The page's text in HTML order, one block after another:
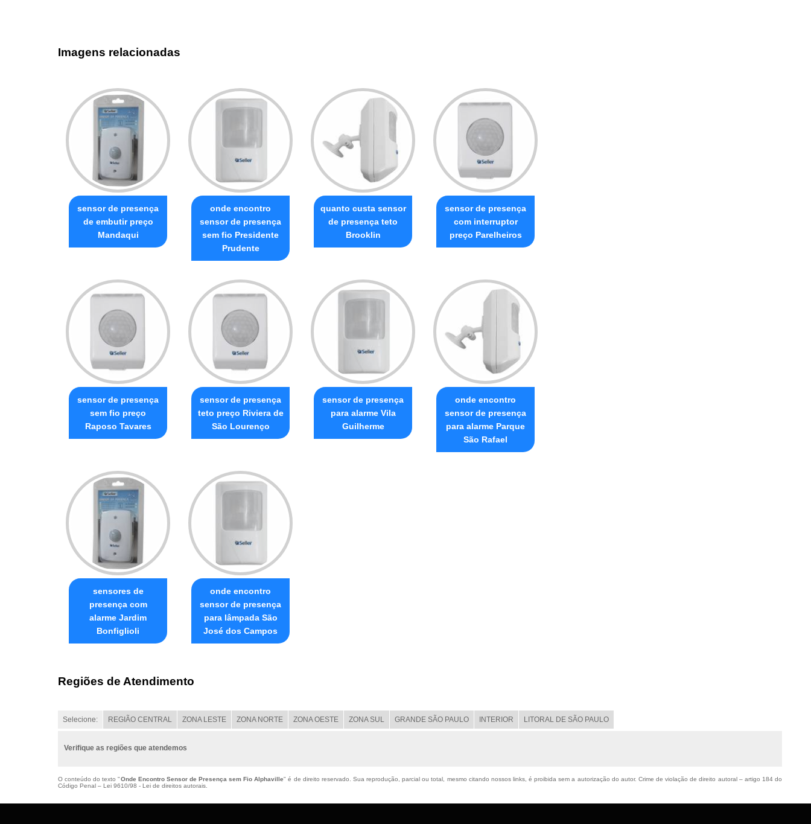
Imagens relacionadas
sensor de presença
de embutir preço
Mandaqui
onde encontro
sensor de presença
sem fio Presidente
Prudente
quanto custa sensor
de presença teto
Brooklin
sensor de presença
com interruptor
preço Parelheiros
sensor de presença
sem fio preço
Raposo Tavares
sensor de presença
teto preço Riviera de
São Lourenço
sensor de presença
para alarme Vila
Guilherme
onde encontro
sensor de presença
para alarme Parque
São Rafael
sensores de
presença com
alarme Jardim
Bonfiglioli
onde encontro
sensor de presença
para lâmpada São
José dos Campos
Regiões de Atendimento
Selecione: REGIÃO CENTRAL ZONA LESTE ZONA NORTE ZONA OESTE ZONA SUL GRANDE SÃO PAULO INTERIOR LITORAL DE SÃO PAULO
Verifique as regiões que atendemos
O conteúdo do texto "Onde Encontro Sensor de Presença sem Fio Alphaville" é de direito reservado. Sua reprodução, parcial ou total, mesmo citando nossos links, é proibida sem a autorização do autor. Crime de violação de direito autoral – artigo 184 do
Código Penal – Lei 9610/98 - Lei de direitos autorais